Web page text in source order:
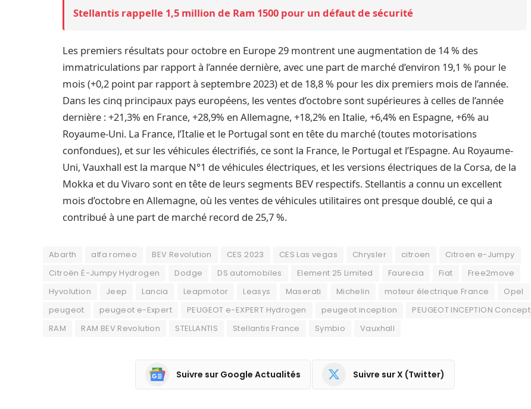
Stellantis rappelle 1,5 million de Ram 1500 pour un défaut de sécurité
Les premiers résultats pour octobre en Europe 29 montrent une augmentation de 14 % des
immatriculations par rapport à l’année dernière, avec une part de marché d’environ 19,1 % pour le
mois (+0,2 point par rapport à septembre 2023) et de 18,8 % pour les dix premiers mois de l’année.
Dans les cinq principaux pays européens, les ventes d’octobre sont supérieures à celles de l’année
dernière : +21,3% en France, +28,9% en Allemagne, +18,2% en Italie, +6,4% en Espagne, +6% au
Royaume-Uni. La France, l’Italie et le Portugal sont en tête du marché (toutes motorisations
confondues), et sur les véhicules électrifiés, ce sont la France, le Portugal et l’Espagne. Au Royaume-
Uni, Vauxhall est la marque N°1 de véhicules électriques, et les versions électriques de la Corsa, de la
Mokka et du Vivaro sont en tête de leurs segments BEV respectifs. Stellantis a connu un excellent
mois d’octobre en Allemagne, où les ventes de véhicules utilitaires ont presque doublé, ce qui a
contribué à une part de marché record de 25,7 %.
Abarth alfa romeo BEV Revolution CES 2023 CES Las vegas Chrysler citroen
Citroen e-Jumpy
Citroën Ë-Jumpy Hydrogen
Dodge DS automobiles Element 25 Limited Faurecia Fiat
Free2move
Hyvolution
Jeep Lancia Leapmotor Leasys Maserati Michelin moteur électrique France
Opel
peugeot
peugeot e-Expert PEUGEOT e-EXPERT Hydrogen peugeot inception
PEUGEOT INCEPTION Concept
RAM
RAM BEV Revolution STELLANTIS Stellantis France Symbio Vauxhall
Suivre sur Google Actualités Suivre sur X (Twitter)